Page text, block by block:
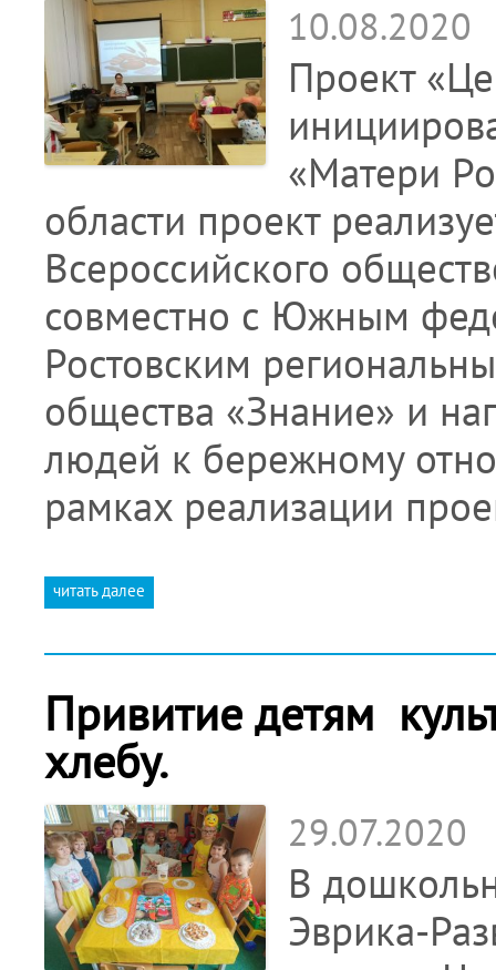
10.08.2020
Проект
«Матери
области проект
Всероссийского
совместно с Южным
Ростовским
общества «Знание» и
людей к бережному
рамках реализации
читать далее
Привитие детям
хлебу.
29.07.2020
В
Эврика-